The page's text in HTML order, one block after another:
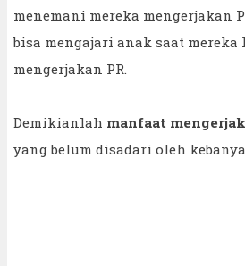
menemani mereka mengerjakan
bisa mengajari anak saat
mengerjakan PR.
Demikianlah manfaat
yang belum disadari oleh